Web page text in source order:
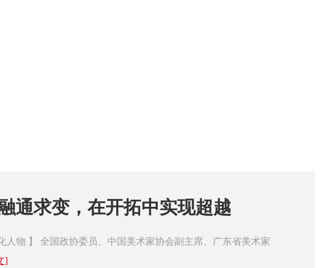
通求变，在开拓中实现超越
人物 】 全国政协委员、中国美术家协会副主席、广东省美术家
]